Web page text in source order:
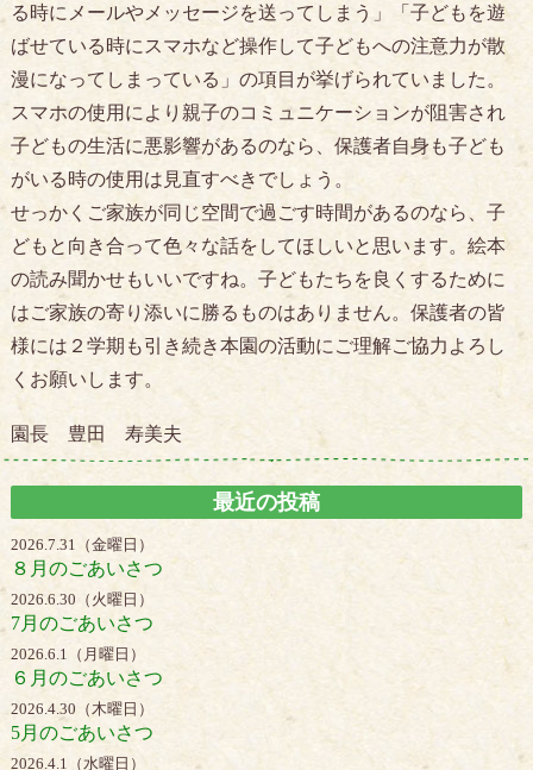
る時にメールやメッセージを送ってしまう」「子どもを遊
ばせている時にスマホなど操作して子どもへの注意力が散
漫になってしまっている」の項目が挙げられていました。
スマホの使用により親子のコミュニケーションが阻害され
子どもの生活に悪影響があるのなら、保護者自身も子ども
がいる時の使用は見直すべきでしょう。
せっかくご家族が同じ空間で過ごす時間があるのなら、子
どもと向き合って色々な話をしてほしいと思います。絵本
の読み聞かせもいいですね。子どもたちを良くするために
はご家族の寄り添いに勝るものはありません。保護者の皆
様には２学期も引き続き本園の活動にご理解ご協力よろし
くお願いします。
園長 豊田 寿美夫
最近の投稿
2026.7.31（金曜日）
８月のごあいさつ
2026.6.30（火曜日）
7月のごあいさつ
2026.6.1（月曜日）
６月のごあいさつ
2026.4.30（木曜日）
5月のごあいさつ
2026.4.1（水曜日）